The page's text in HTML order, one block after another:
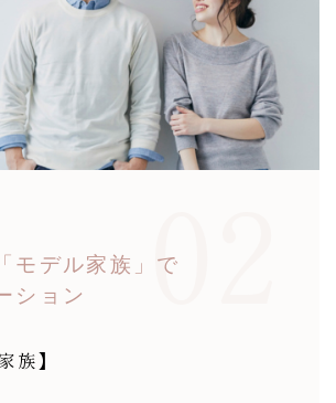
02
モデル家族」で
ション
族】